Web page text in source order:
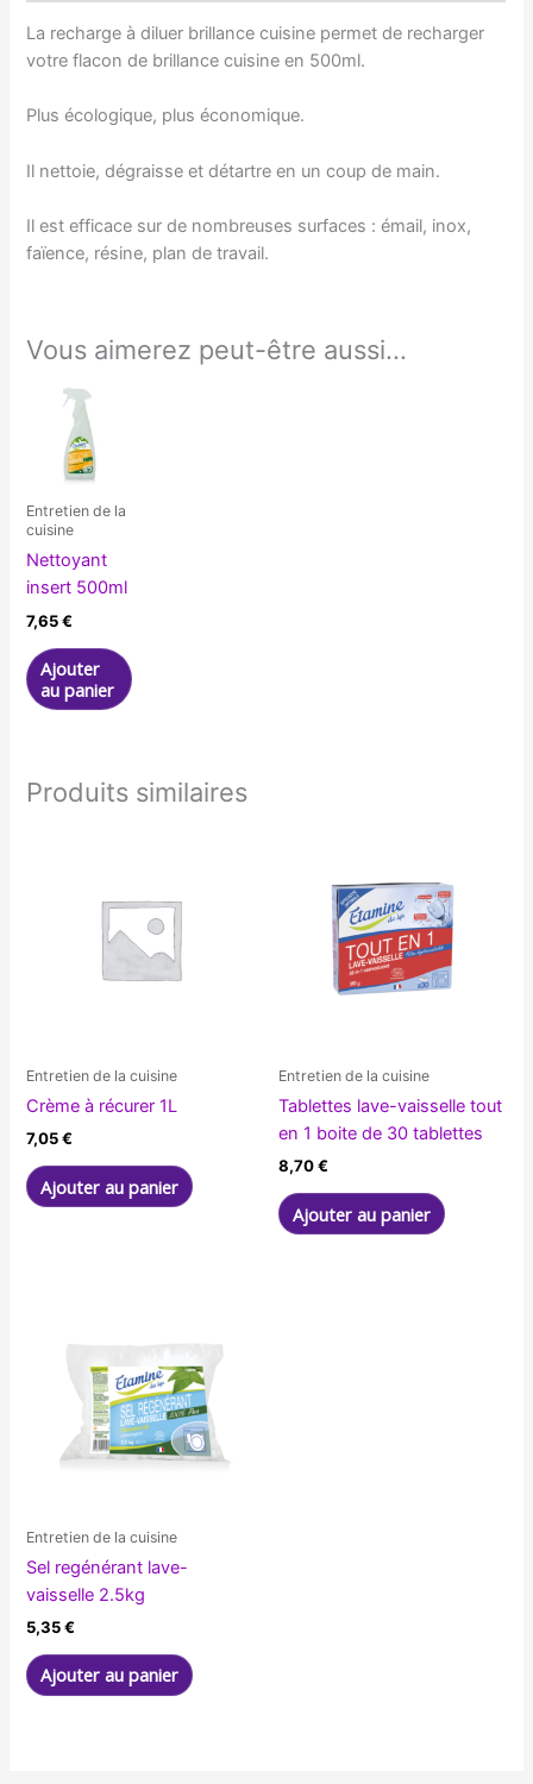
La recharge à diluer brillance cuisine permet de recharger
votre flacon de brillance cuisine en 500ml.
Plus écologique, plus économique.
Il nettoie, dégraisse et détartre en un coup de main.
Il est efficace sur de nombreuses surfaces : émail, inox,
faïence, résine, plan de travail.
Vous aimerez peut-être aussi…
Entretien de la
cuisine
Nettoyant
insert 500ml
7,65€
Ajouter
au panier
Produits similaires
Entretien de la cuisine
Crème à récurer 1L
7,05€
Ajouter au panier
Entretien de la cuisine
Tablettes lave-vaisselle tout
en 1 boite de 30 tablettes
8,70€
Ajouter au panier
Entretien de la cuisine
Sel regénérant lave-
vaisselle 2.5kg
5,35€
Ajouter au panier